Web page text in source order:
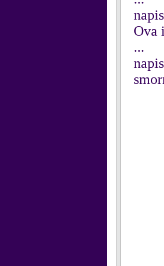
Ova
...